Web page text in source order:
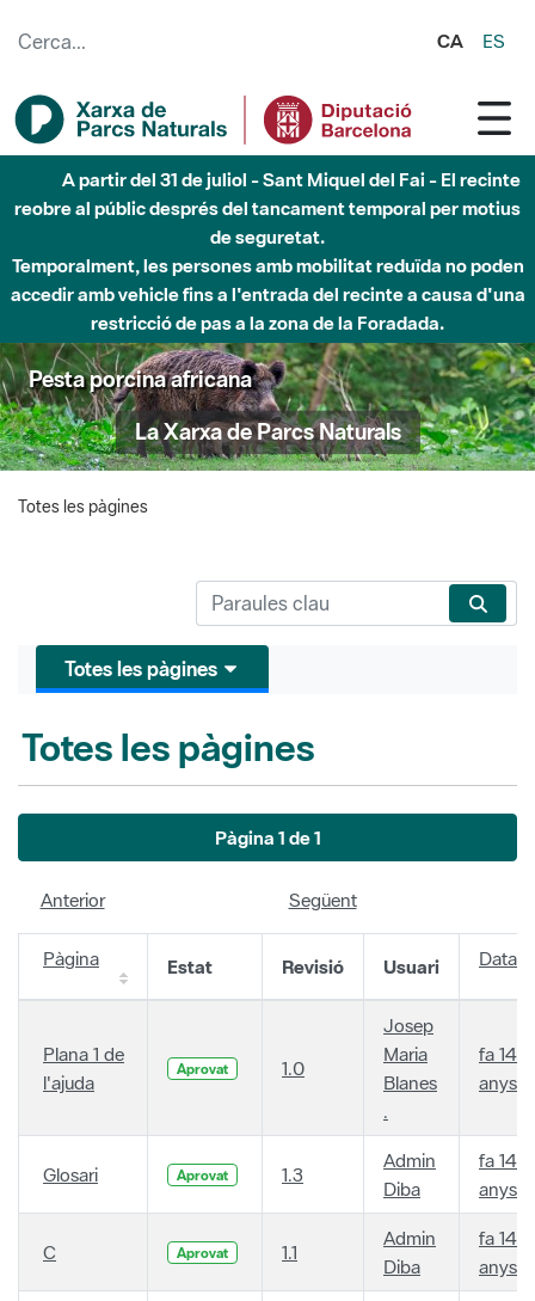
CA ES
A partir del 31 de juliol - Sant Miquel del Fai - El recinte
reobre al públic després del tancament temporal per motius
de seguretat.
Temporalment, les persones amb mobilitat reduïda no poden
accedir amb vehicle fins a l'entrada del recinte a causa d'una
restricció de pas a la zona de la Foradada.
Pesta porcina africana
La Xarxa de Parcs Naturals
Totes les pàgines
Totes les pàgines
Totes les pàgines
Pàgina 1 de 1
Anterior Següent
Pàgina Estat Revisió Usuari Data
Plana 1 de
l'ajuda
Aprovat 1.0
Josep
Maria
Blanes
.
fa 14
anys
Glosari Aprovat 1.3
Admin
Diba
fa 14
anys
C Aprovat 1.1
Admin
Diba
fa 14
anys